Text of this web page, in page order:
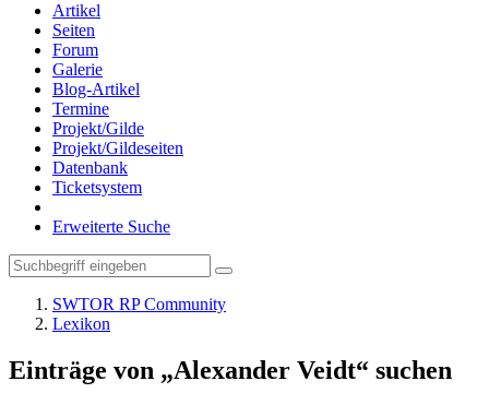
Artikel
Seiten
Forum
Galerie
Blog-Artikel
Termine
Projekt/Gilde
Projekt/Gildeseiten
Datenbank
Ticketsystem
Erweiterte Suche
SWTOR RP Community
Lexikon
Einträge von „Alexander Veidt“ suchen